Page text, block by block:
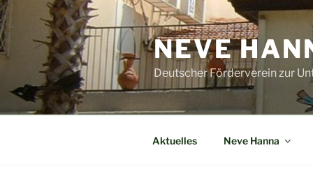
Zum
Inhalt
springen
NEVE
Deutscher Förderverein zur
Aktuelles Neve Hanna